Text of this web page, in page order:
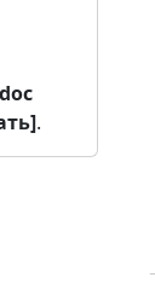
doc
.